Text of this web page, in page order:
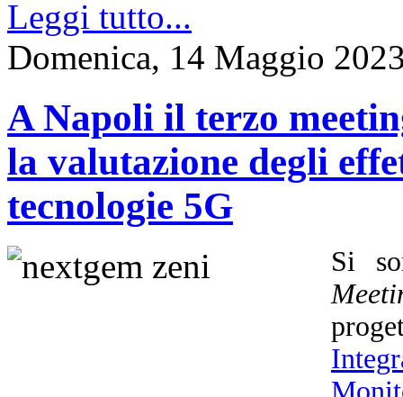
Leggi tutto...
Domenica, 14 Maggio
A Napoli il terzo
la valutazione degli
tecnologie 5G
Si